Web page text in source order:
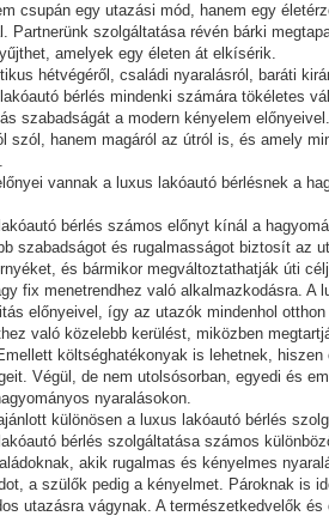
csupán egy utazási mód, hanem egy
Partnerünk szolgáltatása révén bárki
amelyek egy életen át elkísérik.
hétvégéről, családi nyaralásról, baráti
bérlés mindenki számára tökéletes
szabadságát a modern kényelem
szól, hanem magáról az útról is, és amely
vannak a luxus lakóautó bérlésnek a
bérlés számos előnyt kínál a
szabadságot és rugalmasságot biztosít az
és bármikor megváltoztathatják úti
fix menetrendhez való alkalmazkodásra. A
előnyeivel, így az utazók mindenhol
való közelebb kerülést, miközben
költséghatékonyak is lehetnek,
Végül, de nem utolsósorban, egyedi és
nyaralásokon.
különösen a luxus lakóautó bérlés
bérlés szolgáltatása számos
akik rugalmas és kényelmes
a szülők pedig a kényelmet. Pároknak is
utazásra vágynak. A természetkedvelők